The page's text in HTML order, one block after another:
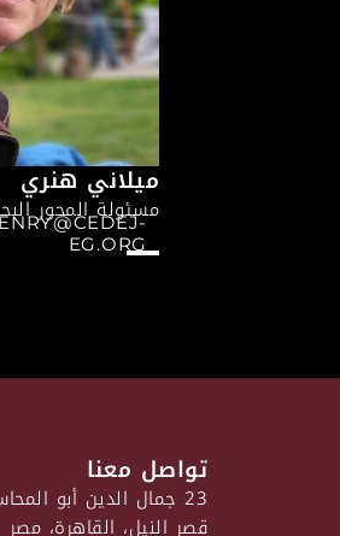
ميلاني هنري
مسئولة المحور
EG.ORG
تواصل معنا
23 جمال الدين أبو المحاسن
قصر النيل، القاهرة، مصر